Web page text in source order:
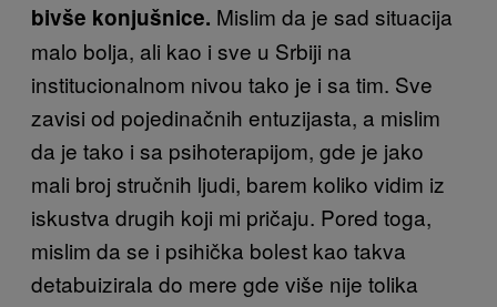
bivše konjušnice. Mislim da je sad situacija
malo bolja, ali kao i sve u Srbiji na
institucionalnom nivou tako je i sa tim. Sve
zavisi od pojedinačnih entuzijasta, a mislim
da je tako i sa psihoterapijom, gde je jako
mali broj stručnih ljudi, barem koliko vidim iz
iskustva drugih koji mi pričaju. Pored toga,
mislim da se i psihička bolest kao takva
detabuizirala do mere gde više nije tolika